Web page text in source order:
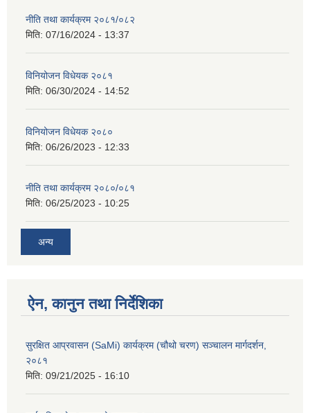
नीति तथा कार्यक्रम २०८१/०८२
मिति: 07/16/2024 - 13:37
विनियोजन विधेयक २०८१
मिति: 06/30/2024 - 14:52
विनियोजन विधेयक २०८०
मिति: 06/26/2023 - 12:33
नीति तथा कार्यक्रम २०८०/०८१
मिति: 06/25/2023 - 10:25
अन्य
ऐन, कानुन तथा निर्देशिका
सुरक्षित आप्रवासन (SaMi) कार्यक्रम (चौथो चरण) सञ्चालन मार्गदर्शन,
२०८१
मिति: 09/21/2025 - 16:10